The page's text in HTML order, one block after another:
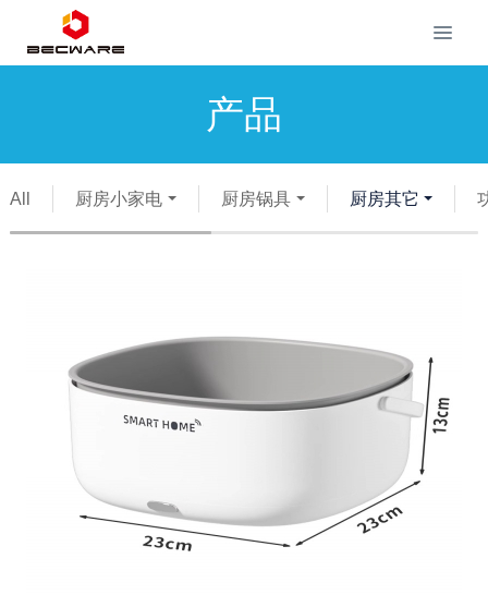
产品
All 厨房小家电 厨房锅具 厨房其它